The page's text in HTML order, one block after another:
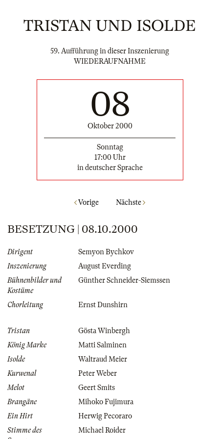
TRISTAN UND ISOLDE
59. Aufführung in dieser Inszenierung
WIEDERAUFNAHME
08
Oktober 2000
Sonntag
17:00 Uhr
in deutscher Sprache
Vorige Nächste
BESETZUNG | 08.10.2000
Dirigent
Semyon Bychkov
Inszenierung
August Everding
Bühnenbilder und
Kostüme
Günther Schneider-Siemssen
Chorleitung Ernst Dunshirn
Tristan
Gösta Winbergh
König Marke
Matti Salminen
Isolde
Waltraud Meier
Kurwenal
Peter Weber
Melot
Geert Smits
Brangäne
Mihoko Fujimura
Ein Hirt
Herwig Pecoraro
Stimme des
Michael Roider